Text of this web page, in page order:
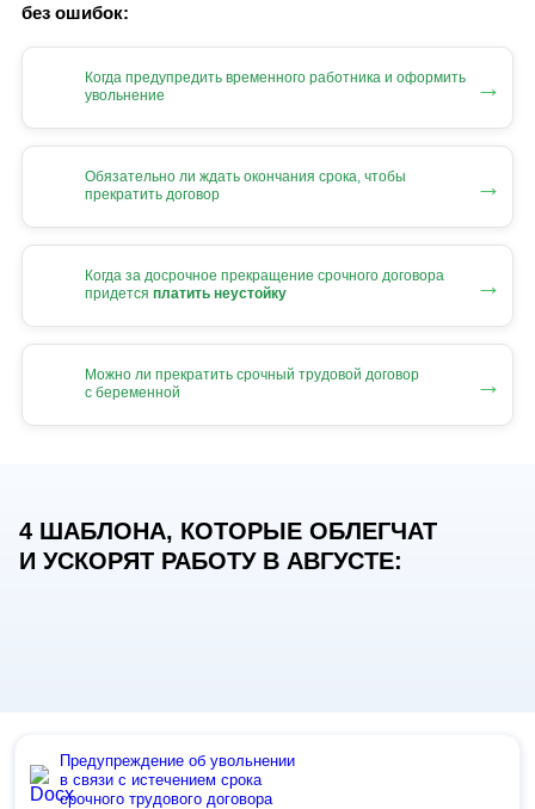
без ошибок:
Когда предупредить временного работника и оформить
увольнение
→
Обязательно ли ждать окончания срока, чтобы
прекратить договор
→
Когда за досрочное прекращение срочного договора
придется платить неустойку →
Можно ли прекратить срочный трудовой договор
с беременной
→
4 ШАБЛОНА, КОТОРЫЕ ОБЛЕГЧАТ
И УСКОРЯТ РАБОТУ В АВГУСТЕ:
Предупреждение об увольнении
в связи с истечением срока
срочного трудового договора